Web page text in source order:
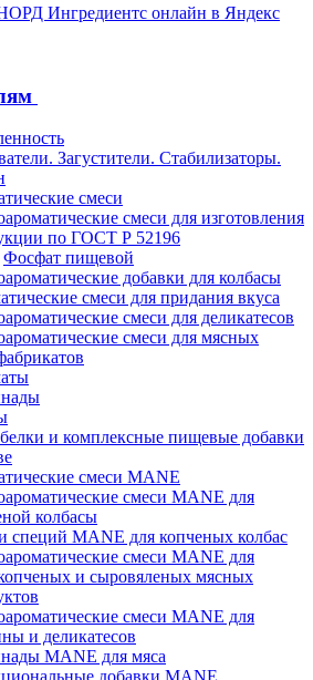
Загустители. Стабилизаторы.
смеси
смеси для изготовления
по ГОСТ Р 52196
Фосфат пищевой
добавки для колбасы
смеси для придания вкуса
смеси для деликатесов
смеси для мясных
и комплексные пищевые добавки
смеси MANE
смеси MANE для
колбасы
специй MANE для копченых колбас
смеси MANE для
и сыровяленых мясных
смеси MANE для
и деликатесов
MANE для мяса